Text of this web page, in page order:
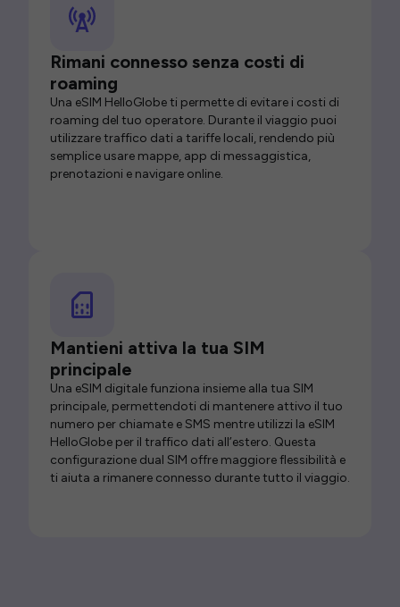
Rimani connesso senza costi di
roaming
Una eSIM HelloGlobe ti permette di evitare i costi di
roaming del tuo operatore. Durante il viaggio puoi
utilizzare traffico dati a tariffe locali, rendendo più
semplice usare mappe, app di messaggistica,
prenotazioni e navigare online.
Mantieni attiva la tua SIM
principale
Una eSIM digitale funziona insieme alla tua SIM
principale, permettendoti di mantenere attivo il tuo
numero per chiamate e SMS mentre utilizzi la eSIM
HelloGlobe per il traffico dati all’estero. Questa
configurazione dual SIM offre maggiore flessibilità e
ti aiuta a rimanere connesso durante tutto il viaggio.